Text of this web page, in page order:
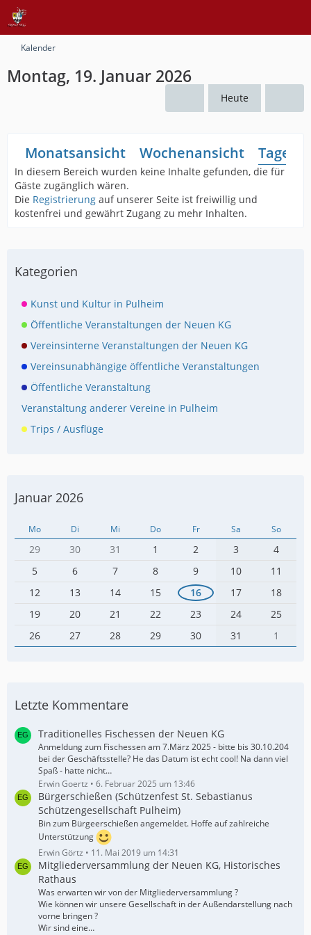
Kalender
Montag, 19. Januar 2026
Heute
Monatsansicht Wochenansicht
In diesem Bereich wurden keine Inhalte gefunden, die für
Gäste zugänglich wären.
Die Registrierung auf unserer Seite ist freiwillig und
kostenfrei und gewährt Zugang zu mehr Inhalten.
Kategorien
Kunst und Kultur in Pulheim
Öffentliche Veranstaltungen der Neuen KG
Vereinsinterne Veranstaltungen der Neuen KG
Vereinsunabhängige öffentliche Veranstaltungen
Öffentliche Veranstaltung
Veranstaltung anderer Vereine in Pulheim
Trips / Ausflüge
Januar 2026
Mo Di Mi Do Fr Sa So
29 30 31 1 2 3
4
5
6 7 8 9 10
11
12
13 14 15 16 17
18
19
20 21 22 23 24
25
26
27 28 29 30 31 1
Letzte Kommentare
Traditionelles Fischessen der Neuen KG
Anmeldung zum Fischessen am 7.März 2025 - bitte bis 30.10.204
bei der Geschäftsstelle? He das Datum ist echt cool! Na dann viel
Spaß - hatte nicht…
Erwin Goertz
6. Februar 2025 um 13:46
Bürgerschießen (Schützenfest St. Sebastianus
Schützengesellschaft Pulheim)
Bin zum Bürgeerschießen angemeldet. Hoffe auf zahlreiche
Unterstützung
Erwin Görtz
11. Mai 2019 um 14:31
Mitgliederversammlung der Neuen KG, Historisches
Rathaus
Was erwarten wir von der Mitgliederversammlung ?
Wie können wir unsere Gesellschaft in der Außendarstellung nach
vorne bringen ?
Wir sind eine…